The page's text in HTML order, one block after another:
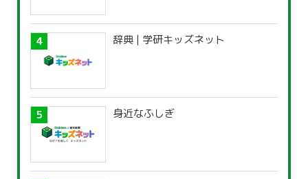
辞典 | 学研キッズネット
身近なふしぎ